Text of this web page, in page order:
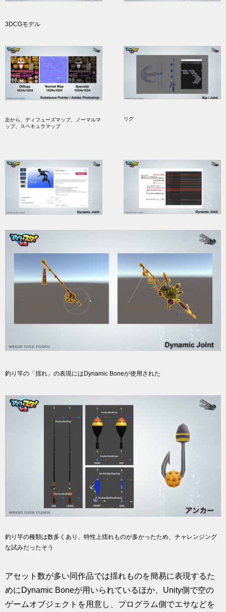
3DCGモデル
左から、ディフューズマップ、ノーマルマ
ップ、スペキュラマップ
リグ
釣り竿の「揺れ」の表現にはDynamic Boneが使用された
釣り竿の種類は数多くあり、特性上揺れものが多かったため、チャレンジング
な試みだったそう
アセット数が多い同作品では揺れものを簡易に表現するた
めにDynamic Boneが用いられているほか、Unity側で空の
ゲームオブジェクトを用意し、プログラム側でエサなどを